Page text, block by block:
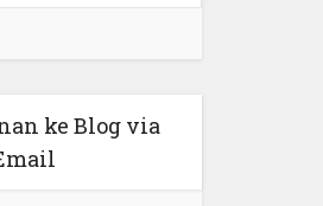
ke Blog via